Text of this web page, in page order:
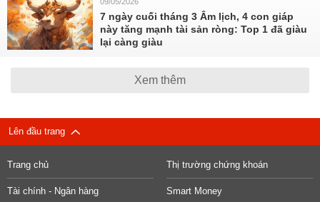
7 ngày cuối tháng 3 Âm lịch, 4 con giáp
này tăng mạnh tài sản ròng: Top 1 đã giàu
lại càng giàu
Xem thêm
Lên đầu trang
Trang chủ Thị trường chứng khoán
Tài chính - Ngân hàng Smart Money